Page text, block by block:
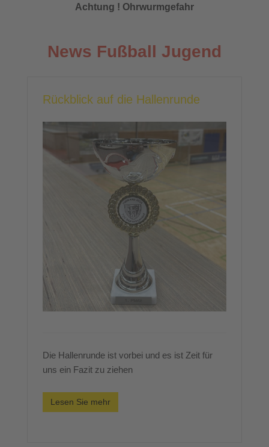
Achtung ! Ohrwurmgefahr
News Fußball Jugend
Rückblick auf die Hallenrunde
Die Hallenrunde ist vorbei und es ist Zeit für
uns ein Fazit zu ziehen
Lesen Sie mehr